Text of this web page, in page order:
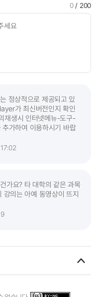
0/ 200
정상적으로 제공되고 있
가 최신버전인지 확인
재생시 인터넷메뉴-도구-
가하여 이용하시기 바랍
가요? 타 대학의 같은 과목
의는 아예 동영상이 뜨지